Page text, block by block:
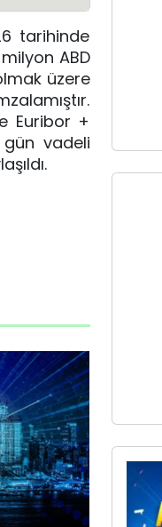
tarihinde
ABD
üzere
Euribor +
gün vadeli